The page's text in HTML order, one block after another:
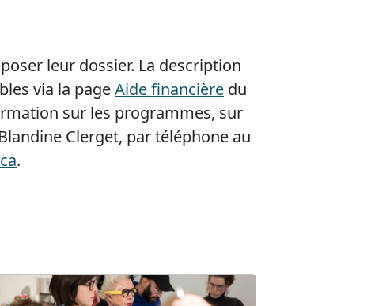
leur dossier. La description
via la pageAide financière du
sur les programmes, sur
Clerget, par téléphone au
.